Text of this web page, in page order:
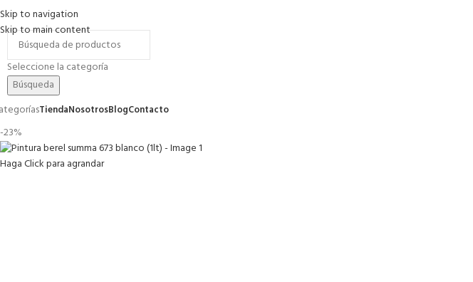
Skip to navigation
Skip to main content
ContactoFAQs
Seleccione la categoría
Búsqueda
TiendaNosotrosBlogContacto
-23%
Haga Click para agrandar